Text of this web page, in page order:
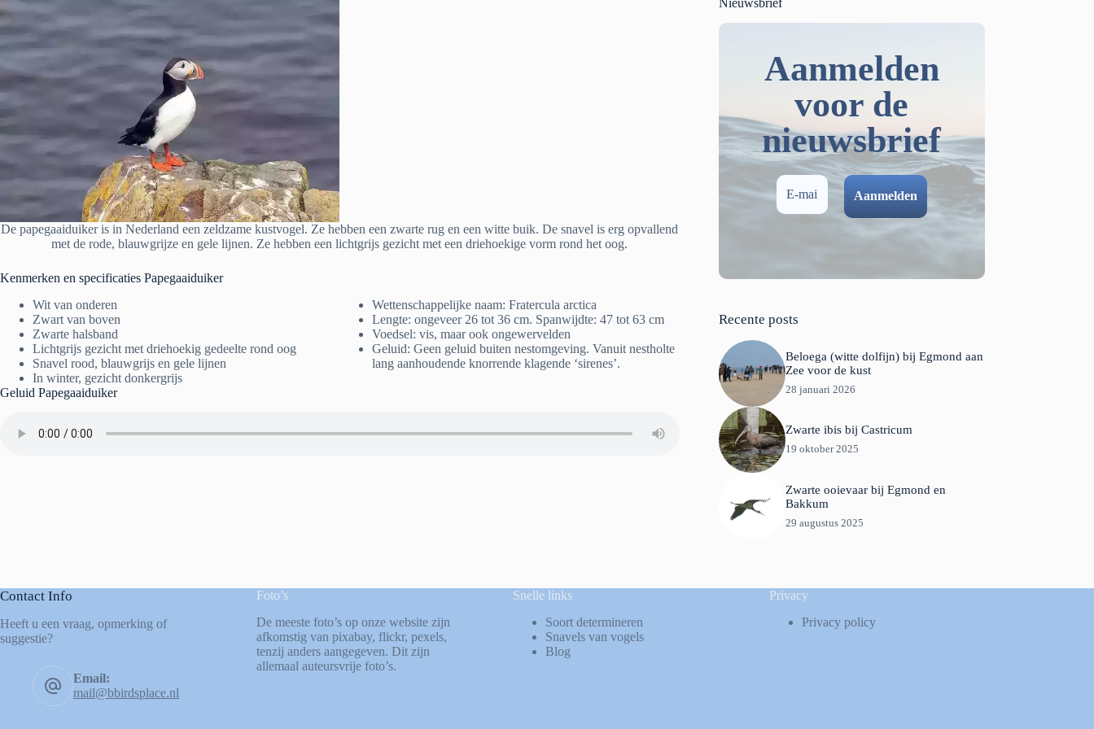
De papegaaiduiker is in Nederland een zeldzame kustvogel. Ze hebben een zwarte rug en een witte buik. De snavel is erg opvallend
met de rode, blauwgrijze en gele lijnen. Ze hebben een lichtgrijs gezicht met een driehoekige vorm rond het oog.
Kenmerken en specificaties Papegaaiduiker
Wit van onderen
Zwart van boven
Zwarte halsband
Lichtgrijs gezicht met driehoekig gedeelte rond oog
Snavel rood, blauwgrijs en gele lijnen
In winter, gezicht donkergrijs
Wettenschappelijke naam: Fratercula arctica
Lengte: ongeveer 26 tot 36 cm. Spanwijdte: 47 tot 63 cm
Voedsel: vis, maar ook ongewervelden
Geluid: Geen geluid buiten nestomgeving. Vanuit nestholte
lang aanhoudende knorrende klagende ‘sirenes’.
Geluid Papegaaiduiker
Nieuwsbrief
Aanmelden
voor de
nieuwsbrief
Recente posts
Beloega (witte dolfijn) bij Egmond aan
Zee voor de kust
28 januari 2026
Zwarte ibis bij Castricum
19 oktober 2025
Zwarte ooievaar bij Egmond en
Bakkum
29 augustus 2025
Contact Info
Heeft u een vraag, opmerking of
suggestie?
Email:
mail@bbirdsplace.nl
Foto’s
De meeste foto’s op onze website zijn
afkomstig van pixabay, flickr, pexels,
tenzij anders aangegeven. Dit zijn
allemaal auteursvrije foto’s.
Snelle links
Soort determineren
Snavels van vogels
Blog
Privacy
Privacy policy